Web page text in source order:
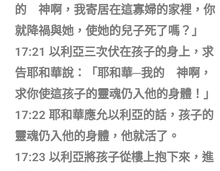
的 神啊，我寄居在這寡婦的家裡，你
就降禍與她，使她的兒子死了嗎？」
17:21 以利亞三次伏在孩子的身上，求
告耶和華說：「耶和華─我的 神啊，
求你使這孩子的靈魂仍入他的身體！」
17:22 耶和華應允以利亞的話，孩子的
靈魂仍入他的身體，他就活了。
17:23 以利亞將孩子從樓上抱下來，進